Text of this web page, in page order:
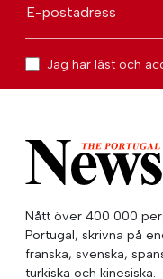
E-postadress
Jag har läst och
Nått över 400 000
Portugal, skrivna på
franska, svenska,
turkiska och kinesiska.